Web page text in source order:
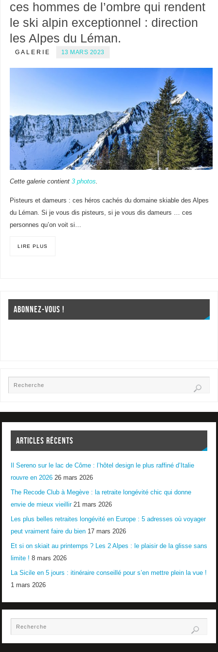
ces hommes de l’ombre qui rendent
le ski alpin exceptionnel : direction
les Alpes du Léman.
GALERIE 13 MARS 2023
Cette galerie contient 3 photos.
Pisteurs et dameurs : ces héros cachés du domaine skiable des Alpes
du Léman. Si je vous dis pisteurs, si je vous dis dameurs … ces
personnes qu’on voit si…
LIRE PLUS
ABONNEZ-VOUS !
ARTICLES RÉCENTS
Il Sereno sur le lac de Côme : l’hôtel design le plus raffiné d’Italie
rouvre en 2026 26 mars 2026
The Recode Club à Megève : la retraite longévité chic qui donne
envie de mieux vieillir 21 mars 2026
Les plus belles retraites longévité en Europe : 5 adresses où voyager
peut vraiment faire du bien 17 mars 2026
Et si on skiait au printemps ? Les 2 Alpes : le plaisir de la glisse sans
limite ! 8 mars 2026
La Sicile en 5 jours : itinéraire conseillé pour s’en mettre plein la vue !
1 mars 2026